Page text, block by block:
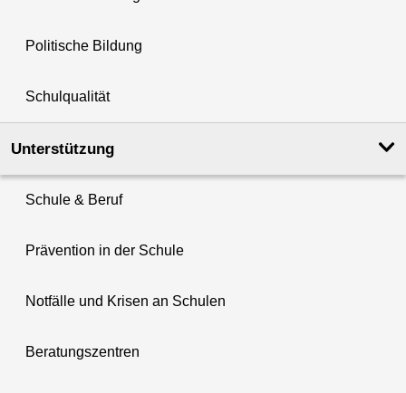
Politische Bildung
Schulqualität
Unterstützung
Schule & Beruf
Prävention in der Schule
Notfälle und Krisen an Schulen
Beratungszentren